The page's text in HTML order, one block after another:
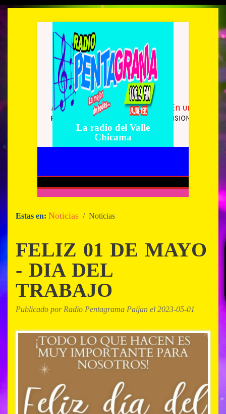
La radio del Valle
Chicama
Estas en: Noticias / Noticias
FELIZ 01 DE MAYO
- DIA DEL
TRABAJO
Publicado por Radio Pentagrama Paijan el 2023-05-01